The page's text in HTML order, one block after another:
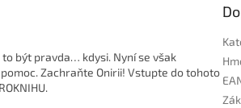
být pravda… kdysi. Nyní se však
Zachraňte Onirii! Vstupte do tohoto